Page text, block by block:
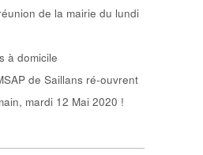
de la mairie du lundi
à domicile
de Saillans ré-ouvrent
mardi 12 Mai 2020 !